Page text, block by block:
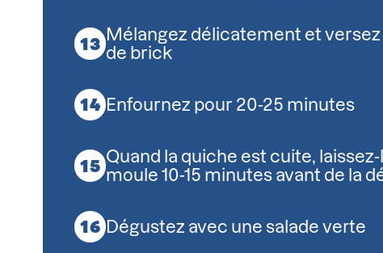
Mélangez délicatement et
de brick
Enfournez pour 20-25 minutes
Quand la quiche est cuite,
moule 10-15 minutes avant de la
Dégustez avec une salade verte